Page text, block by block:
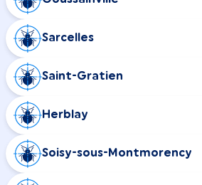
Sarcelles
Saint-Gratien
Herblay
Soisy-sous-Montmorency